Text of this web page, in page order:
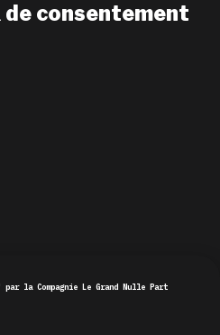
de consentement
par la Compagnie Le Grand Nulle Part